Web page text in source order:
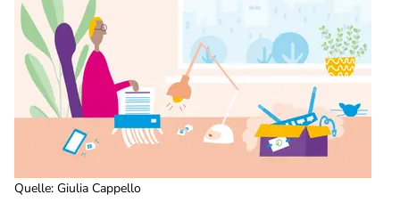
Quelle: Giulia Cappello